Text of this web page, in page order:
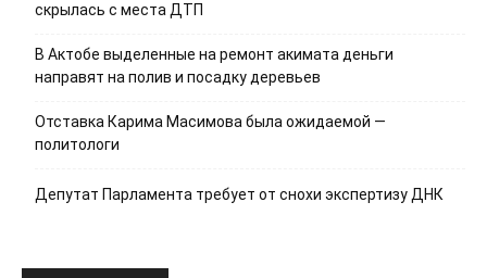
скрылась с места ДТП
В Актобе выделенные на ремонт акимата деньги
направят на полив и посадку деревьев
Отставка Карима Масимова была ожидаемой —
политологи
Депутат Парламента требует от снохи экспертизу ДНК